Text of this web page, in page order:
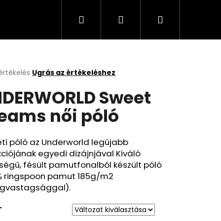
KeresésBejelentkezés
Kosár
Ugrás az értékeléshez
Sweet
női póló
póló az Underworld legújabb
egyedi dizájnjával Kiváló
fésült pamutfonalból készült póló
ringspoon pamut 185g/m2